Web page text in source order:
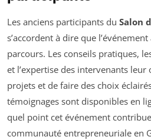
Les anciens participants du Salon
s’accordent à dire que
parcours. Les conseils pratiques,
et l’expertise des intervenants
projets et de faire des choix
témoignages sont disponibles en
quel point cet événement
communauté entrepreneuriale en